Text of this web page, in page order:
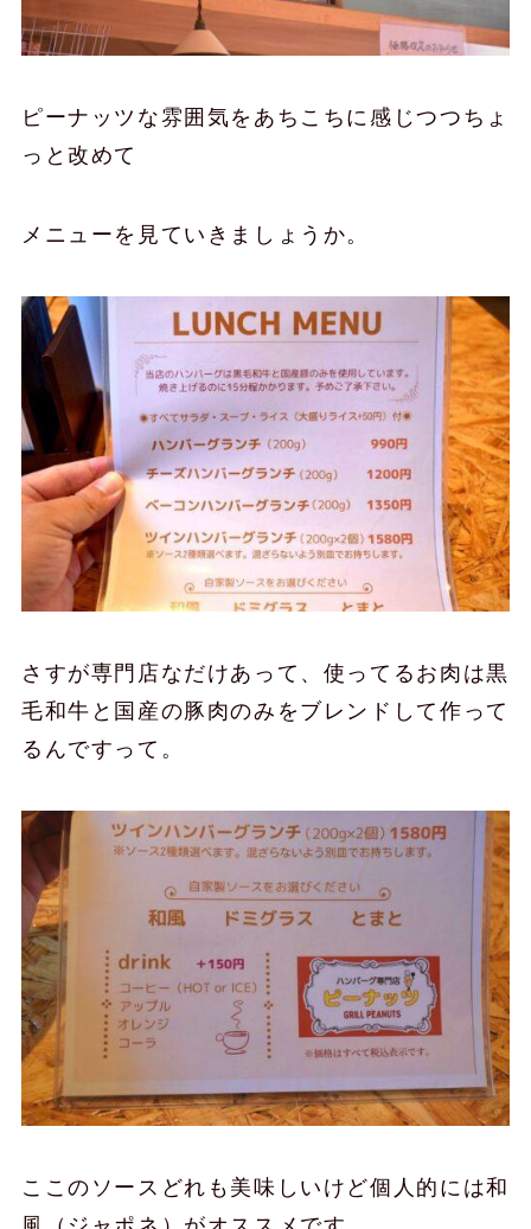
ピーナッツな雰囲気をあちこちに感じつつちょ
っと改めて
メニューを見ていきましょうか。
さすが専門店なだけあって、使ってるお肉は黒
毛和牛と国産の豚肉のみをブレンドして作って
るんですって。
ここのソースどれも美味しいけど個人的には和